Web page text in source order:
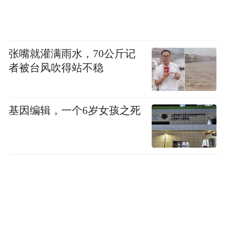
杨紫身材窈窕。
“特别声明：以上作品内容(包括在内的视频、图片或音
频)为凤凰网旗下自媒体平台“大风号”用户上传并发
布，本平台仅提供信息存储空间服务。
Notice: The content above (including the videos,
pictures and audios if any) is uploaded and posted
by the user of Dafeng Hao, which is a social media
张嘴就灌满雨水，70公斤记
者被台风吹得站不稳
基因编辑，一个6岁女孩之死